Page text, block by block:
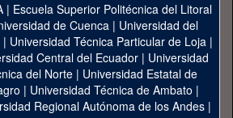
| Escuela Superior Politécnica del Litoral
de Cuenca| Universidad del
| Universidad Técnica Particular de Loja|
Central del Ecuador| Universidad
del Norte | Universidad Estatal de
| Universidad Técnica de Ambato |
Regional Autónoma de los Andes|